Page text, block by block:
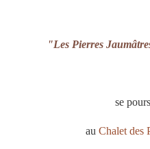
"Les Pierres
se
au Chalet des